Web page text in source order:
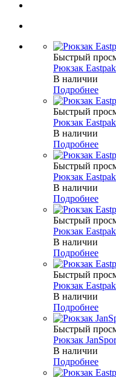
Быстрый
Рюкзак
В наличии
Подробнее
Быстрый
Рюкзак
В наличии
Подробнее
Быстрый
Рюкзак
В наличии
Подробнее
Быстрый
Рюкзак
В наличии
Подробнее
Быстрый
Рюкзак
В наличии
Подробнее
Быстрый
Рюкзак
В наличии
Подробнее